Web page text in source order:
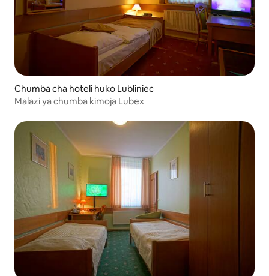
Chumba cha hoteli huko Lubliniec
Malazi ya chumba kimoja Lubex